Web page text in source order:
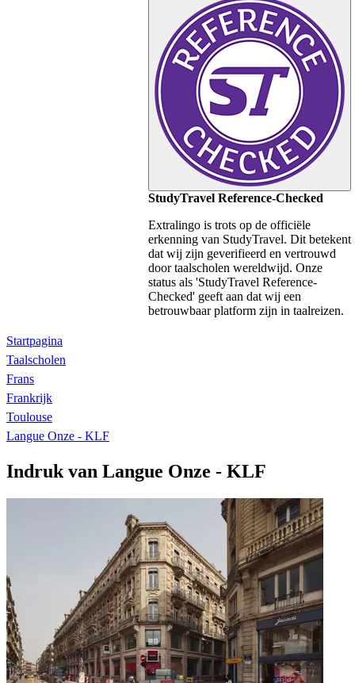
StudyTravel Reference-Checked
Extralingo is trots op de officiële
erkenning van StudyTravel. Dit betekent
dat wij zijn geverifieerd en vertrouwd
door taalscholen wereldwijd. Onze
status als 'StudyTravel Reference-
Checked' geeft aan dat wij een
betrouwbaar platform zijn in taalreizen.
Startpagina
Taalscholen
Frans
Frankrijk
Toulouse
Langue Onze - KLF
Indruk van Langue Onze - KLF